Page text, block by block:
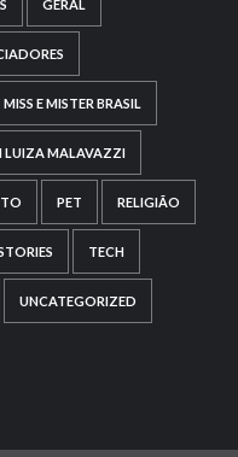
GERAL
MISS E MISTER BRASIL
LUIZA MALAVAZZI
PET RELIGIÃO
TECH
UNCATEGORIZED